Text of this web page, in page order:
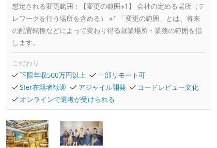
想定される変更範囲：
【変更の範囲※1】 会社の定める場所（テ
レワークを行う場所を含める） ※1 「変更の範囲」とは、将来
の配置転換などによって変わり得る就業場所・業務の範囲を指
します。
こだわり
下限年収500万円以上
一部リモート可
SIer在籍者歓迎
アジャイル開発
コードレビュー文化
オンラインで選考が受けられる